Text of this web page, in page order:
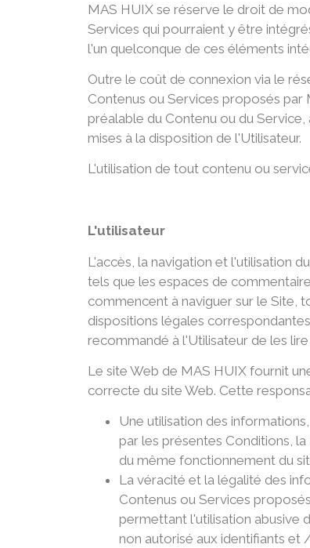
MAS HUIX se réserve le droit de
Services qui pourraient y être
l'un quelconque de ces éléments
Outre le coût de connexion via le
Contenus ou Services proposés par
préalable du Contenu ou du
mises à la disposition de l'Utilisateur.
L'utilisation de tout contenu ou
L'utilisateur
L'accès, la navigation et l'utilisation
tels que les espaces de
commencent à naviguer sur le Site,
dispositions légales
recommandé à l'Utilisateur de les
Le site Web de MAS HUIX fournit
correcte du site Web. Cette
Une utilisation des
par les présentes Conditions,
du même fonctionnement du
La véracité et la légalité des
Contenus ou Services
permettant l'utilisation abusive
non autorisé aux identifiants et